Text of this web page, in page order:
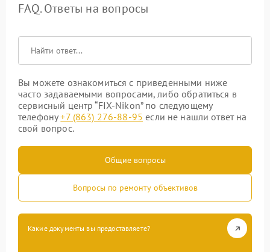
FAQ. Ответы на вопросы
Вы можете ознакомиться с приведенными ниже
часто задаваемыми вопросами, либо обратиться в
сервисный центр “FIX-Nikon” по следующему
телефону+7 (863) 276-88-95 если не нашли ответ на
свой вопрос.
Общие вопросы
Вопросы по ремонту объективов
Какие документы вы предоставляете?